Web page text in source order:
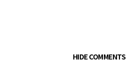
HIDE COMMENTS